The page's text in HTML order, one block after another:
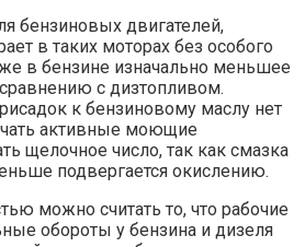
бензиновых двигателей,
в таких моторах без особого
в бензине изначально меньшее
с дизтопливом.
к бензиновому маслу нет
активные моющие
щелочное число, так как смазка
подвергается окислению.
можно считать то, что рабочие
обороты у бензина и дизеля